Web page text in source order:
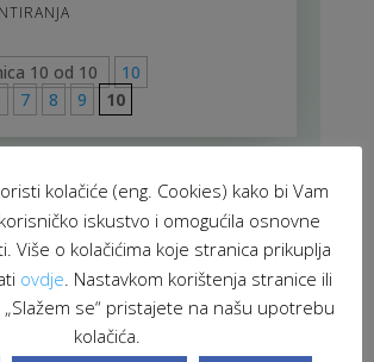
10 od 10
10
7 8 9 10
kolačiće (eng. Cookies) kako bi Vam
iskustvo i omogućila osnovne
Više o kolačićima koje stranica prikuplja
ovdje . Nastavkom korištenja stranice ili
se“ pristajete na našu upotrebu
kolačića.